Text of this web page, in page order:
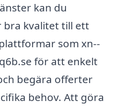
kan du
bra kvalitet till ett
som xn--
för att enkelt
begära offerter
behov. Att göra